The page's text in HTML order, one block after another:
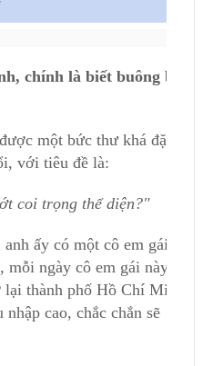
chính là biết buông bỏ
một bức thư khá đặc
với tiêu đề là:
coi trọng thể diện?"
ấy có một cô em gái 25
ngày cô em gái này
thành phố Hồ Chí Minh
cao, chắc chắn sẽ